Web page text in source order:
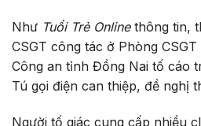
Như Tuổi Trẻ Onlinethông tin,
CSGT công tác ở Phòng
Công an tỉnh Đồng Nai tố cáo
Tú gọi điện can thiệp, đề nghị
Người tố giác cung cấp nhiều